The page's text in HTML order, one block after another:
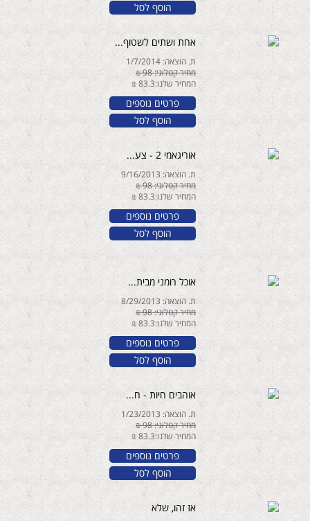
הוסף לסל
אחת ושתים לשטוף...
ת. הוצאה: 1/7/2014
מחיר קטלוגי: 98 ₪
המחיר שלנו:83.3 ₪
פרטים נוספים
הוסף לסל
אוריגאמי 2 - צע...
ת. הוצאה: 9/16/2013
מחיר קטלוגי: 98 ₪
המחיר שלנו:83.3 ₪
פרטים נוספים
הוסף לסל
אוכל רומני מבית...
ת. הוצאה: 8/29/2013
מחיר קטלוגי: 98 ₪
המחיר שלנו:83.3 ₪
פרטים נוספים
הוסף לסל
אוהבים חיות - ח...
ת. הוצאה: 1/23/2013
מחיר קטלוגי: 98 ₪
המחיר שלנו:83.3 ₪
פרטים נוספים
הוסף לסל
אז זהו, שלא